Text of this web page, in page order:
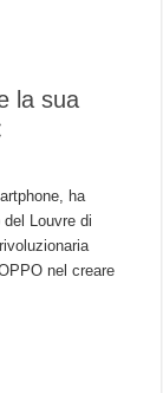
la sua
ha
Louvre di
nel creare